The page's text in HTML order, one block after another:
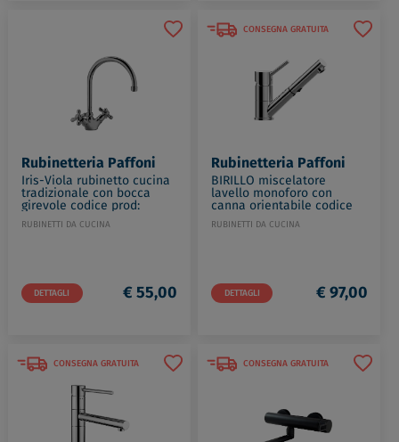
Rubinetteria Paffoni
Iris-Viola rubinetto cucina
tradizionale con bocca
girevole codice prod:
IRV180CR
RUBINETTI DA CUCINA
DETTAGLI € 55,00
CONSEGNA GRATUITA
Rubinetteria Paffoni
BIRILLO miscelatore
lavello monoforo con
canna orientabile codice
prod: BI183CR
RUBINETTI DA CUCINA
DETTAGLI € 97,00
CONSEGNA GRATUITA CONSEGNA GRATUITA